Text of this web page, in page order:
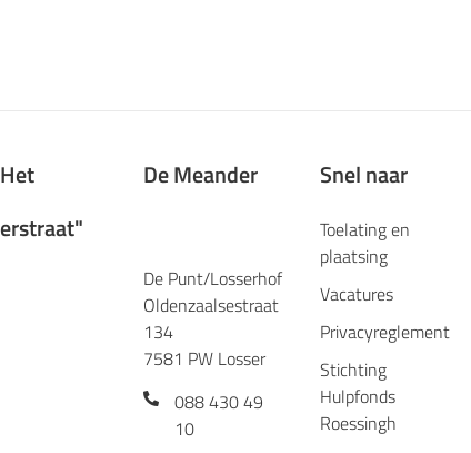
De Meander
De Punt/Losserhof
Oldenzaalsestraat
134
7581 PW Losser
088 430 49
10
Snel naar
Toelating en
plaatsing
Vacatures
Privacyreglement
Stichting
Hulpfonds
Roessingh